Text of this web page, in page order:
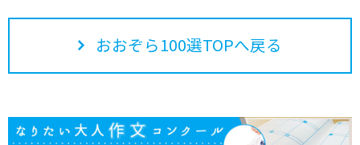
おおぞら100選TOPへ戻る